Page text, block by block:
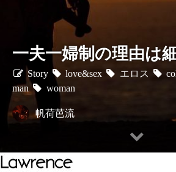
一夫一婦制の理由は
Story love&sex エロス
man
woman
帆荷芭流